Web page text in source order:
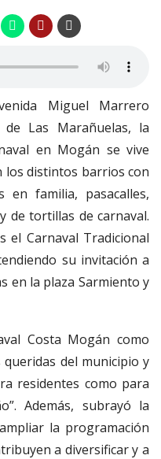
Miguel Marrero
Las Marañuelas, la
en Mogán se vive
los distintos barrios con
en familia, pasacalles,
de tortillas de carnaval.
el Carnaval Tradicional
su invitación a
en la plaza Sarmiento y
Costa Mogán como
queridas del municipio y
residentes como para
Además, subrayó la
la programación
a diversificar y a